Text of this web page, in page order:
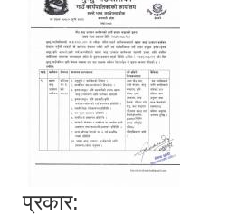
प्रकार: